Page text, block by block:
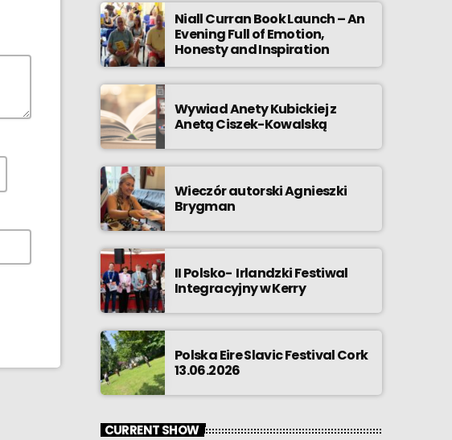
Niall Curran Book Launch – An
Evening Full of Emotion,
Honesty and Inspiration
Wywiad Anety Kubickiej z
Anetą Ciszek-Kowalską
Wieczór autorski Agnieszki
Brygman
II Polsko- Irlandzki Festiwal
Integracyjny w Kerry
Polska Eire Slavic Festival Cork
13.06.2026
CURRENT SHOW